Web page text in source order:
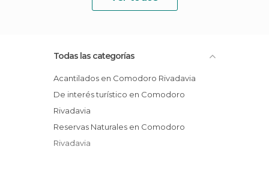
Todas las categorías
Acantilados en Comodoro Rivadavia
De interés turístico en Comodoro
Rivadavia
Reservas Naturales en Comodoro
Rivadavia